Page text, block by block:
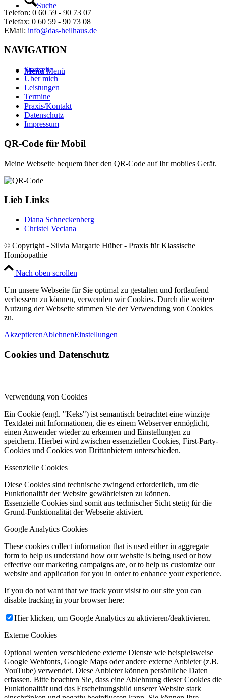
Suche
Menü Menü
Telefon: 0 60 59 - 90 73 07
Telefax: 0 60 59 - 90 73 08
EMail: info@das-heilhaus.de
NAVIGATION
Startseite
Über mich
Leistungen
Termine
Praxis/Kontakt
Datenschutz
Impressum
QR-Code für Mobil
Meine Webseite bequem über den QR-Code auf Ihr mobiles Gerät.
Lieb Links
Diana Schneckenberg
Christel Veciana
© Copyright - Silvia Margarte Hüber - Praxis für Klassische
Homöopathie
Nach oben scrollen
Um unsere Webseite für Sie optimal zu gestalten und fortlaufend
verbessern zu können, verwenden wir Cookies. Durch die weitere
Nutzung der Webseite stimmen Sie der Verwendung von Cookies
zu.
AkzeptierenAblehnenEinstellungen
Cookies und Datenschutz
Verwendung von Cookies
Ein Cookie (engl. "Keks") ist semantisch betrachtet eine winzige
Textdatei mit Informationen, die es einem Webserver ermöglicht,
einen Anwender wieder zu erkennen und Einstellungen zu
speichern. Hierbei wird zwischen essenziellen Cookies, First-Party-
Cookies und Cookies von Drittanbietern unterschieden.
Essenzielle Cookies
Diese Cookies sind technische zwingend erforderlich, um die
Funktionalität der Website gewährleisten zu können.
Essenzielle Cookies sind somit aus technischer Sicht stetig für die
Grund-Funktionalität der Webseite aktiviert.
Google Analytics Cookies
These cookies collect information that is used either in aggregate
form to help us understand how our website is being used or how
effective our marketing campaigns are, or to help us customize our
website and application for you in order to enhance your experience.
If you do not want that we track your visist to our site you can
disable tracking in your browser here:
Hier klicken, um Google Analytics zu aktivieren/deaktivieren.
Externe Cookies
Optional werden verschiedene externe Dienste wie beispielsweise
Google Webfonts, Google Maps oder andere externe Anbieter (z.B.
YouTube) verwendet. Diese Anbieter können persönliche Daten
erfassen. Bitte beachten Sie, dass eine Ablehnung dieser Cookies die
Funktionalität und das Erscheinungsbild unserer Website stark